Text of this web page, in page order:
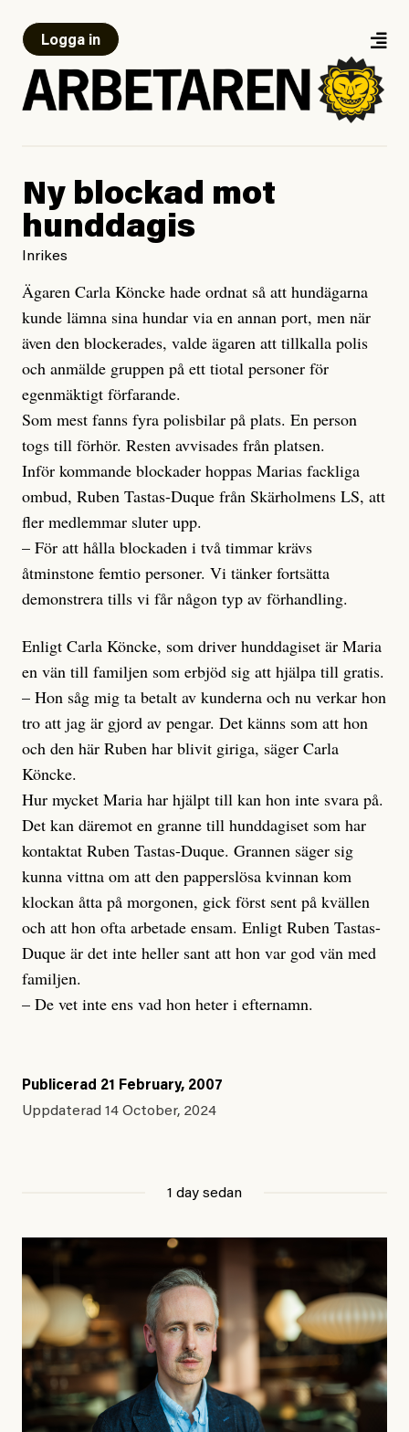
Logga in
Ny blockad mot
hunddagis
Inrikes
Ägaren Carla Köncke hade ordnat så att hundägarna
kunde lämna sina hundar via en annan port, men när
även den blockerades, valde ägaren att tillkalla polis
och anmälde gruppen på ett tiotal personer för
egenmäktigt förfarande.
Som mest fanns fyra polisbilar på plats. En person
togs till förhör. Resten avvisades från platsen.
Inför kommande blockader hoppas Marias fackliga
ombud, Ruben Tastas-Duque från Skärholmens LS, att
fler medlemmar sluter upp.
– För att hålla blockaden i två timmar krävs
åtminstone femtio personer. Vi tänker fortsätta
demonstrera tills vi får någon typ av förhandling.
Enligt Carla Köncke, som driver hunddagiset är Maria
en vän till familjen som erbjöd sig att hjälpa till gratis.
– Hon såg mig ta betalt av kunderna och nu verkar hon
tro att jag är gjord av pengar. Det känns som att hon
och den här Ruben har blivit giriga, säger Carla
Köncke.
Hur mycket Maria har hjälpt till kan hon inte svara på.
Det kan däremot en granne till hunddagiset som har
kontaktat Ruben Tastas-Duque. Grannen säger sig
kunna vittna om att den papperslösa kvinnan kom
klockan åtta på morgonen, gick först sent på kvällen
och att hon ofta arbetade ensam. Enligt Ruben Tastas-
Duque är det inte heller sant att hon var god vän med
familjen.
– De vet inte ens vad hon heter i efternamn.
Publicerad 21 February, 2007
Uppdaterad 14 October, 2024
1 day sedan